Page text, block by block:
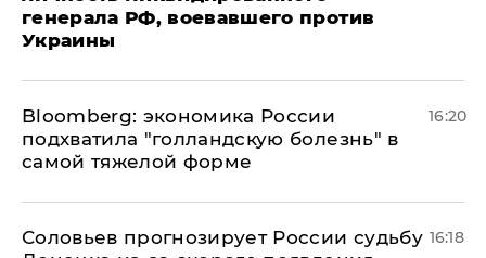
генерала РФ, воевавшего против
Украины
Bloomberg: экономика России
подхватила "голландскую болезнь" в
самой тяжелой форме
16:20
Соловьев прогнозирует России судьбу 16:18